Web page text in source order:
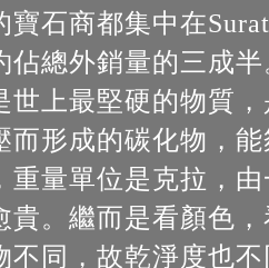
寶石商都集中在
佔總外銷量的三成
世上最堅硬的物質
而形成的碳化物，
重量單位是克拉，
貴。繼而是看顏色
不同，故乾淨度也